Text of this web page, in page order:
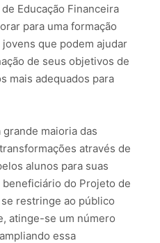
Educação Financeira
para uma formação
que podem ajudar
de seus objetivos de
mais adequados para
maioria das
através de
alunos para suas
do Projeto de
restringe ao público
atinge-se um número
essa